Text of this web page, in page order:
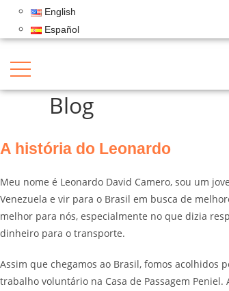
English
Español
Blog
A história do Leonardo
A história do Leonardo
Meu nome é Leonardo David Camero, sou um
Venezuela e vir para o Brasil em busca de
melhor para nós, especialmente no que dizia
dinheiro para o transporte.
Assim que chegamos ao Brasil, fomos acolhidos
trabalho voluntário na Casa de Passagem